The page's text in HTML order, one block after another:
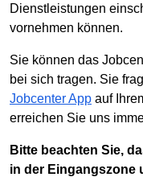
Dienstleistungen
vornehmen können.
Sie können das
bei sich tragen. Sie
Jobcenter App auf
erreichen Sie uns
Bitte beachten Sie,
in der Eingangszone